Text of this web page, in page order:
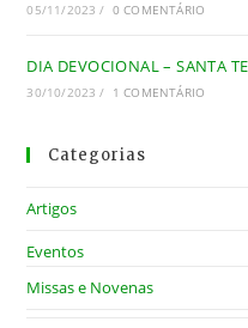
05/11/2023 / 0 COMENTÁRIO
DIA DEVOCIONAL – SANTA
30/10/2023 / 1 COMENTÁRIO
Categorias
Artigos
Eventos
Missas e Novenas